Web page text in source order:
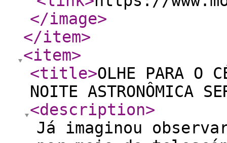
</image>
</item>
<item>
<title>OLHE PARA O
NOITE ASTRONÔMICA
<description>
Já imaginou